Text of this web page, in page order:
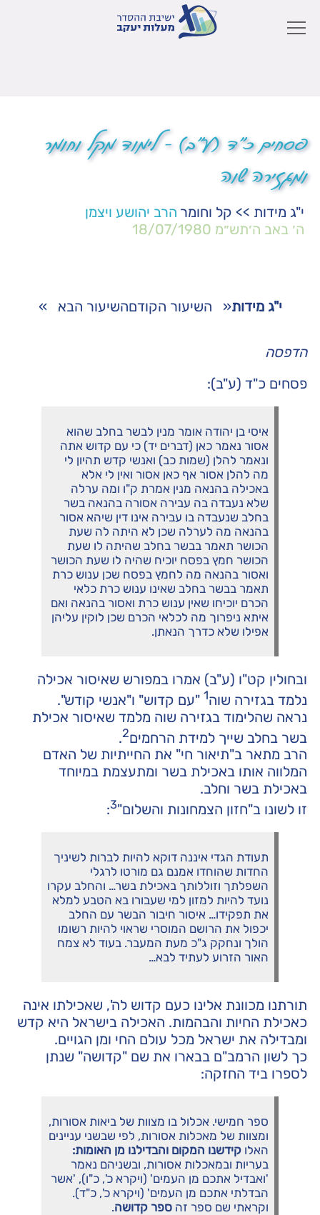
פסחים כ"ד (ע"ב) – לימוד מקל וחומר
ומגזירה שוה
י"ג מידות >> קל וחומר הרב יהושע ויצמן
ה׳ באב ה׳תש״מ 18/07/1980
י"ג מידות« השיעור הקודםהשיעור הבא »
הדפסה
פסחים כ"ד (ע"ב):
איסי בן יהודה אומר מנין לבשר בחלב שהוא
אסור נאמר כאן (דברים יד) כי עם קדוש אתה
ונאמר להלן (שמות כב) ואנשי קדש תהיון לי
מה להלן אסור אף כאן אסור ואין לי אלא
באכילה בהנאה מנין אמרת ק"ו ומה ערלה
שלא נעבדה בה עבירה אסורה בהנאה בשר
בחלב שנעבדה בו עבירה אינו דין שיהא אסור
בהנאה מה לערלה שכן לא היתה לה שעת
הכושר תאמר בבשר בחלב שהיתה לו שעת
הכושר חמץ בפסח יוכיח שהיה לו שעת הכושר
ואסור בהנאה מה לחמץ בפסח שכן ענוש כרת
תאמר בבשר בחלב שאינו ענוש כרת כלאי
הכרם יוכיחו שאין ענוש כרת ואסור בהנאה ואם
איתא ניפרוך מה לכלאי הכרם שכן לוקין עליהן
אפילו שלא כדרך הנאתן.
ובחולין קט"ו (ע"ב) אמרו במפורש שאיסור אכילה
נלמד בגזירה שוה1 "עם קדוש" ו"אנשי קודש".
נראה שהלימוד בגזירה שוה מלמד שאיסור אכילת
בשר בחלב שייך למידת הרחמים2
.
הרב מתאר ב"תיאור חי" את החייתיות של האדם
המלווה אותו באכילת בשר ומתעצמת במיוחד
באכילת בשר וחלב.
זו לשונו ב"חזון הצמחונות והשלום"3
:
תעודת הגדי איננה דוקא להיות לברות לשיניך
החדות שהוחדו אמנם גם מורטו לרגלי
השפלתך וזוללותך באכילת בשר… והחלב עקרו
נועד להיות למזון למי שעבורו בא הטבע למלא
את תפקידו… איסור חיבור הבשר עם החלב
יכפול את הרושם המוסרי שראוי להיות רשומו
הולך ונחקק ג"כ מעת המעבר. בעוד לא צמח
האור הזרוע לעתיד לבא…
תורתנו מכוונת אלינו כעם קדוש לה', שאכילתו אינה
כאכילת החיות והבהמות. האכילה בישראל היא קדש
ומבדילה את ישראל מכל עולם החי ומן הגויים.
כך לשון הרמב"ם בבארו את שם "קדושה" שנתן
לספרו ביד החזקה:
ספר חמישי. אכלול בו מצוות של ביאות אסורות,
ומצוות של מאכלות אסורות, לפי שבשני עניינים
האלו קידשנו המקום והבדילנו מן האומות:
בעריות ובמאכלות אסורות, ובשניהם נאמר
'ואבדיל אתכם מן העמים' (ויקרא כ', כ"ו), 'אשר
הבדלתי אתכם מן העמים' (ויקרא כ', כ"ד).
וקראתי שם ספר זה ספר קדושה.